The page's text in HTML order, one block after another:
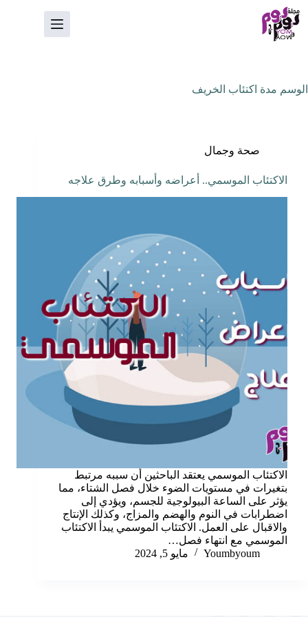
التجاوز
إلى
المحتوى
الوسم مدة اكتئاب الخريف
صحة وجمال
الاكتئاب الموسمي.. أعراضه وأسبابه وطرق علاجه
الاكتئاب الموسمي يعتقد الباحثين أن سببه مرتبط
بتغيرات في مستويات الضوء خلال فصل الشتاء، مما
يؤثر على الساعة البيولوجية للجسم، ويؤدي إلى
اضطرابات في النوم والهضم والمزاج، وكذلك الإنتاج
والاقبال على العمل. الاكتئاب الموسمي يبدأ الاكتئاب
الموسمي مع انتهاء فصل…
Youmbyoum
مايو 5, 2024